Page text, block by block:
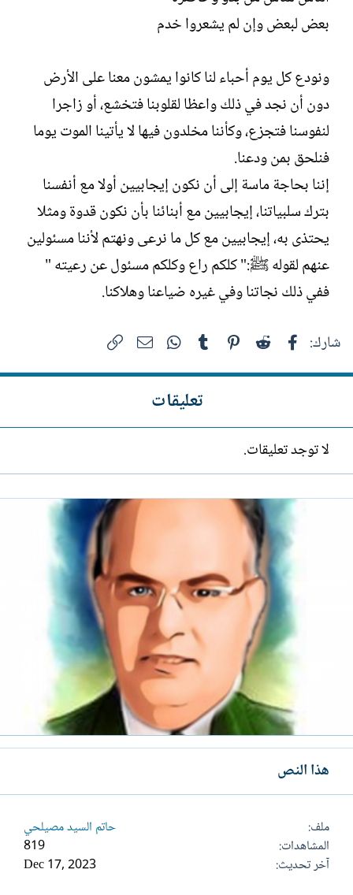
بعض لبعض وإن لم يشعروا خدم
ونودع كل يوم أحباء لنا كانوا يمشون معنا على الأرض
دون أن نجد في ذلك واعظا لقلوبنا فتخشع، أو زاجرا
لنفوسنا فتجزع، وكأننا مخلدون فيها لا يأتينا الموت يوما
فنلحق بمن ودعنا.
إننا بحاجة ماسة إلى أن نكون إيجابيين أولا مع أنفسنا
بترك سلبياتنا، إيجابيين مع أبنائنا بأن نكون قدوة ومثلا
يحتذى به، إيجابيين مع كل ما نرعى ونهتم لأننا مسئولين
عنهم لقوله ﷺ:" كلكم راع وكلكم مسئول عن رعيته "
ففي ذلك نجاتنا وفي غيره ضياعنا وهلاكنا.
شارك: فيسبوك Reddit
Pinterest
Tumblr
WhatsAppالبريد الإلكتروني
تعليقات
لا توجد تعليقات.
هذا النص
ملف
حاتم السيد مصيلحي
المشاهدات
819
آخر تحديث
Dec 17, 2023